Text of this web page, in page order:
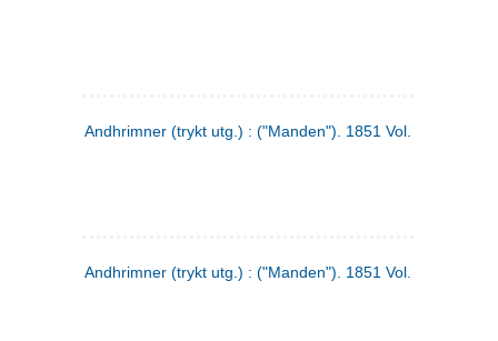
Andhrimner (trykt utg.) : ("Manden"). 1851 Vol. 2 Nr. 4
Andhrimner (trykt utg.) : ("Manden"). 1851 Vol. 2 Nr. 6